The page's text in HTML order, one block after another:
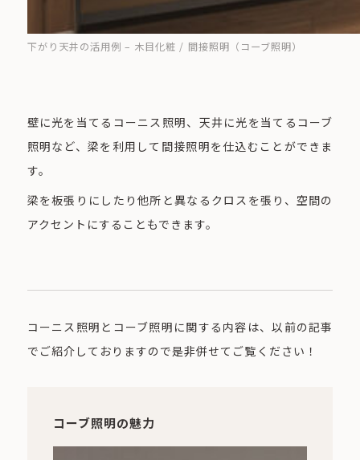
下がり天井の活用例 – 木目化粧 / 間接照明（コーブ照明）
壁に光を当てるコーニス照明、天井に光を当てるコーブ
照明など、梁を利用して間接照明を仕込むことができま
す。
梁を板張りにしたり他所と異なるクロスを張り、空間の
アクセントにすることもできます。
コーニス照明とコーブ照明に関する内容は、以前の記事
でご紹介しておりますので是非併せてご覧ください！
コーブ照明の魅力